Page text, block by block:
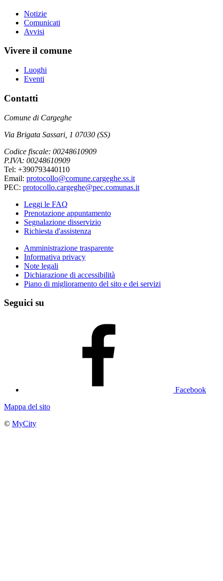
Notizie
Comunicati
Avvisi
Vivere il comune
Luoghi
Eventi
Contatti
Comune di Cargeghe
Via Brigata Sassari, 1 07030 (SS)
Codice fiscale: 00248610909
P.IVA: 00248610909
Tel: +390793440110
Email: protocollo@comune.cargeghe.ss.it
PEC: protocollo.cargeghe@pec.comunas.it
Leggi le FAQ
Prenotazione appuntamento
Segnalazione disservizio
Richiesta d'assistenza
Amministrazione trasparente
Informativa privacy
Note legali
Dichiarazione di accessibilità
Piano di miglioramento del sito e dei servizi
Seguici su
Facebook
Mappa del sito
© MyCity